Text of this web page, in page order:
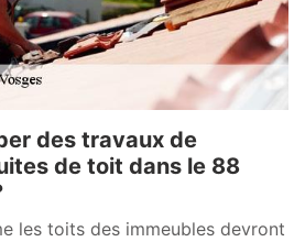
des travaux de
de toit dans le 88
les toits des immeubles devront